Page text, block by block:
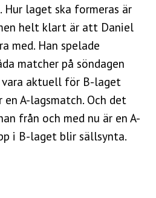
Hur laget ska formeras är
helt klart är att Daniel
med. Han spelade
matcher på söndagen
vara aktuell för B-laget
A-lagsmatch. Och det
från och med nu är en A-
i B-laget blir sällsynta.